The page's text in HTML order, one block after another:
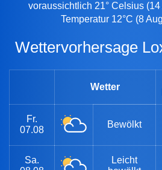
voraussichtlich 21° Celsius
Temperatur 12°C (8
Wettervorhersage
Wetter
Fr.
07.08
Bewölkt
Sa.
Leicht